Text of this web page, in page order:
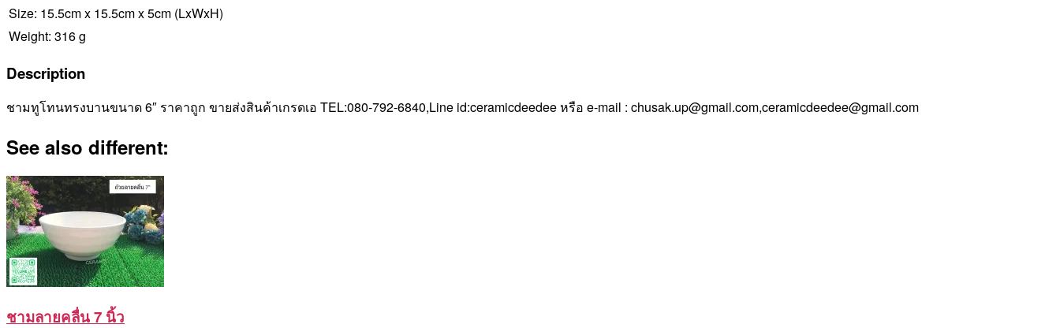
Size: 15.5cm x 15.5cm x 5cm (LxWxH)
Weight: 316 g
Description
ชามทูโทนทรงบานขนาด 6″ ราคาถูก ขายส่งสินค้าเกรดเอ TEL:080-792-6840,Line id:ceramicdeedee หรือ e-mail : chusak.up@gmail.com,ceramicdeedee@gmail.com
See also different:
ชามลายคลื่น 7 นิ้ว